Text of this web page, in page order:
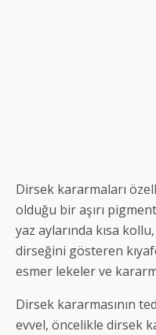
Dirsek kararmaları
olduğu bir aşırı
yaz aylarında kısa
dirseğini gösteren
esmer lekeler ve
Dirsek kararmasının
evvel, öncelikle dirsek